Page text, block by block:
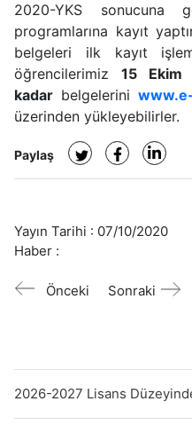
2020-YKS sonucuna
programlarına kayıt
belgeleri ilk kayıt
öğrencilerimiz 15 Ekim
kadar belgelerini
üzerinden yükleyebilirler.
Paylaş
Yayın Tarihi : 07/10/2020
Haber :
Önceki Sonraki
2026-2027 Lisans